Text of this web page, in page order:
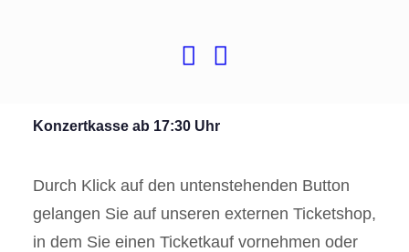
ausdrucksstarke, einfallsreiche Musik, tief verwurzelt
im Blues, gewürzt mit einer Prise „Show“.
Konzertkasse ab 17:30 Uhr
Durch Klick auf den untenstehenden Button
gelangen Sie auf unseren externen Ticketshop,
in dem Sie einen Ticketkauf vornehmen oder